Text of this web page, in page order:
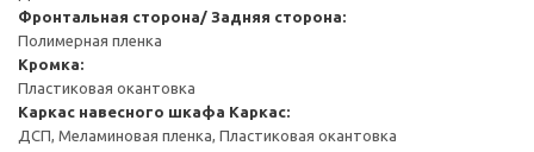
Фронтальная сторона/ Задняя сторона:
Полимерная пленка
Кромка:
Пластиковая окантовка
Каркас навесного шкафа Каркас:
ДСП, Меламиновая пленка, Пластиковая окантовка